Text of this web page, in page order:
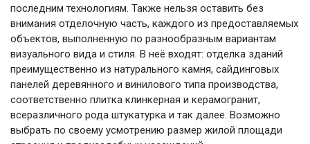
последним технологиям. Также нельзя оставить без
внимания отделочную часть, каждого из предоставляемых
объектов, выполненную по разнообразным вариантам
визуального вида и стиля. В неё входят: отделка зданий
преимущественно из натурального камня, сайдинговых
панелей деревянного и винилового типа производства,
соответственно плитка клинкерная и керамогранит,
всеразличного рода штукатурка и так далее. Возможно
выбрать по своему усмотрению размер жилой площади